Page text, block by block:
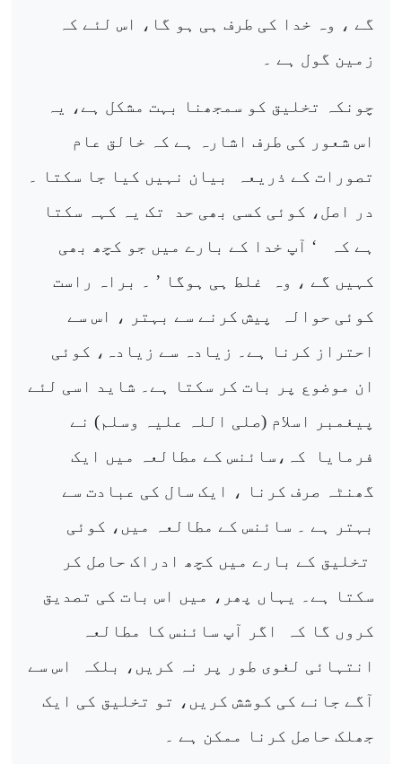
گے ، وہ خدا کی طرف ہی ہو گا، اس لئے کہ
زمین گول ہے ۔
چونکہ تخلیق کو سمجھنا بہت مشکل ہے، یہ
اس شعور کی طرف اشارہ ہے کہ خالق عام
تصورات کے ذریعہ
بیان نہیں کیا جا سکتا ۔
در اصل، کوئی کسی بھی حد
تک یہ کہہ سکتا
ہے کہ
‘ آپ خدا کے بارے میں جو کچھ بھی
کہیں گے ، وہ
غلط ہی ہوگا ’ ۔ براہ راست
کوئی حوالہ
پیش کرنے سے بہتر ، اس سے
احتراز کرنا ہے۔ زیادہ سے زیادہ، کوئی
ان موضوع پر بات کر سکتا ہے۔ شاید اسی لئے
پیغمبر اسلام (صلی اللہ علیہ وسلم) نے
فرمایا
کہ،سائنس کے مطالعہ میں ایک
گھنٹہ صرف کرنا ، ایک سال کی عبادت سے
بہتر ہے ۔ سائنس کے مطالعہ میں، کوئی
تخلیق کے بارے میں کچھ ادراک حاصل کر
سکتا ہے۔ یہاں پھر، میں اس بات کی تصدیق
کروں گا کہ
اگر آپ سائنس کا مطالعہ
انتہائی لغوی طور پر نہ کریں، بلکہ
اس سے
آگے جانے کی کوشش کریں، تو تخلیق کی ایک
جھلک حاصل کرنا ممکن ہے ۔